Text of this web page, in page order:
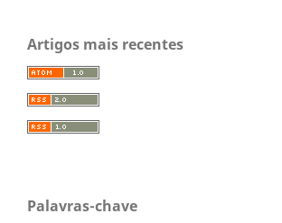
Artigos mais recentes
Palavras-chave